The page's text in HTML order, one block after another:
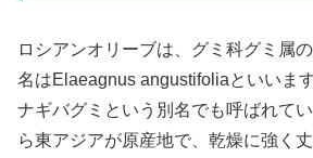
ロシアンオリーブは、グミ科グミ属
名はElaeagnus angustifoliaといいま
ナギバグミという別名でも呼ばれて
ら東アジアが原産地で、乾燥に強く